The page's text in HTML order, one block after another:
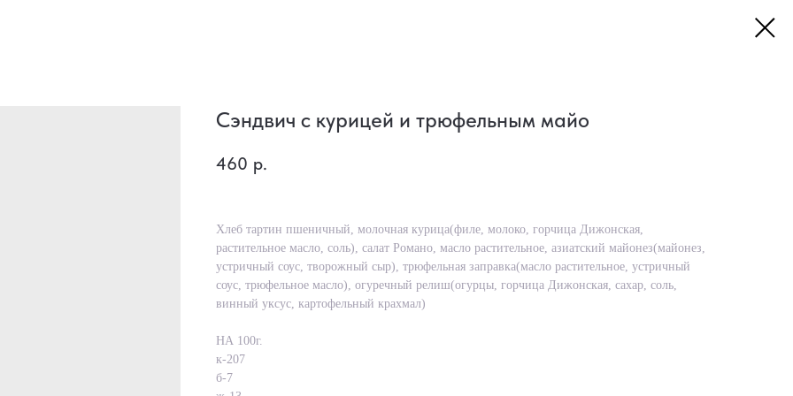
Сэндвич с курицей и трюфельным майо
460 р.
Хлеб тартин пшеничный, молочная курица(филе, молоко, горчица Дижонская,
растительное масло, соль), салат Романо, масло растительное, азиатский майонез(майонез,
устричный соус, творожный сыр), трюфельная заправка(масло растительное, устричный
соус, трюфельное масло), огуречный релиш(огурцы, горчица Дижонская, сахар, соль,
винный уксус, картофельный крахмал)
НА 100г.
к-207
б-7